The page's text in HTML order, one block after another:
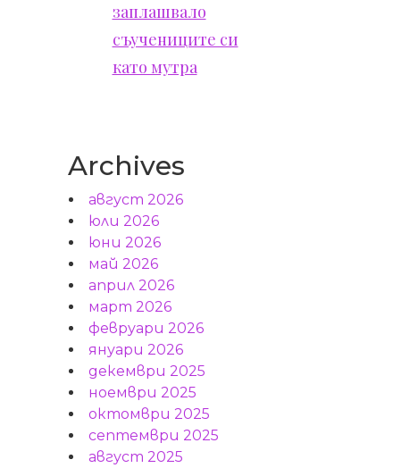
заплашвало
съучениците си
като мутра
Archives
август 2026
юли 2026
юни 2026
май 2026
април 2026
март 2026
февруари 2026
януари 2026
декември 2025
ноември 2025
октомври 2025
септември 2025
август 2025